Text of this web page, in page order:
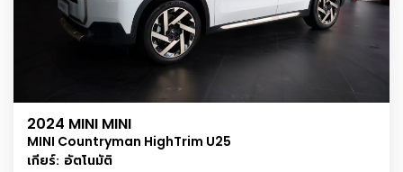
2024 MINI MINI
MINI Countryman HighTrim U25
เกียร์: อัตโนมัติ